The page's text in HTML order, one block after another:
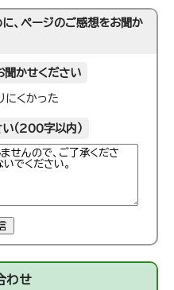
、ページのご感想をお聞か
聞かせください
にくかった
（200字以内）
わせ